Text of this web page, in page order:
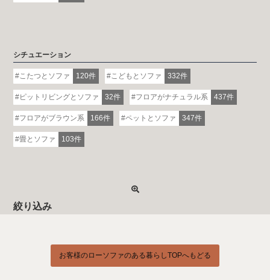
シチュエーション
こたつとソファ 120件 こどもとソファ 332件
ピットリビングとソファ 32件 フロアがナチュラル系 437件
フロアがブラウン系 166件 ペットとソファ 347件
畳とソファ 103件
絞り込み
お客様のローソファのある暮らしTOPへもどる